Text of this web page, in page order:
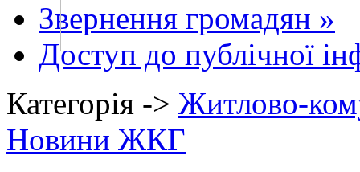
Звернення громадян »
Доступ до публічної
Категорія -> Житлово-
Новини ЖКГ